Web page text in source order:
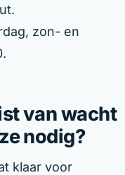
zon- en
van wacht
nodig?
klaar voor